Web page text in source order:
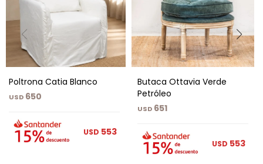
Poltrona Catia Blanco
USD 650
USD 553
Butaca Ottavia Verde
Petróleo
USD 651
USD 553